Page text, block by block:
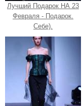
Лучший Подарок НА 23
Февраля - Подарок.
Себе).